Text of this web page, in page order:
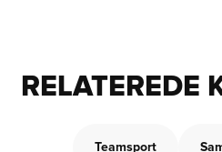
RELATEREDE
Teamsport